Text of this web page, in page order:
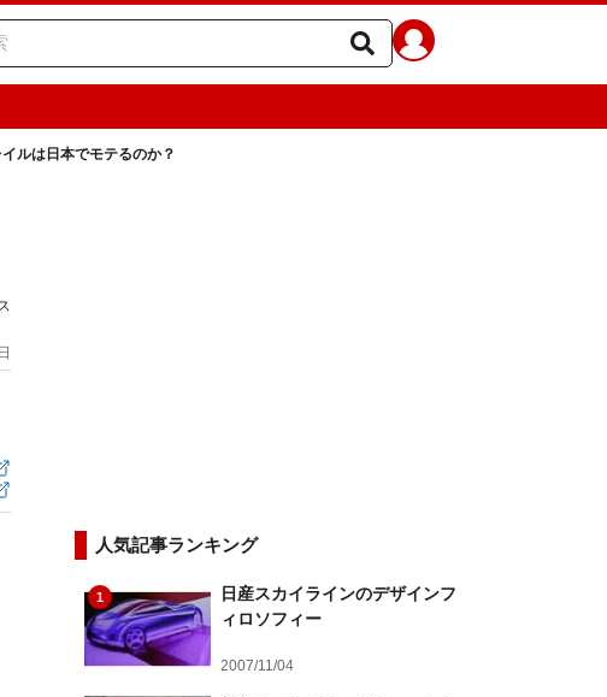
ルは日本でモテるのか？
人気記事ランキング
1
日産スカイラインのデザインフ
ィロソフィー
2007/11/04